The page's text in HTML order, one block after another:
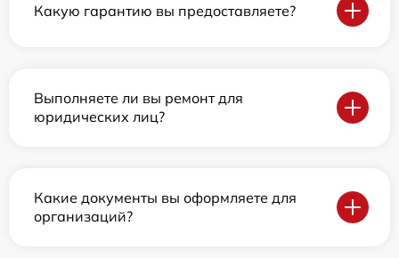
Какую гарантию вы предоставляете?
Выполняете ли вы ремонт для
юридических лиц?
Какие документы вы оформляете для
организаций?